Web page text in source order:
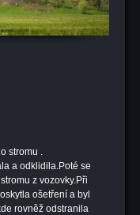
stromu .
a odklidila.Poté se
z vozovky.Při
ošetření a byl
rovněž odstranila